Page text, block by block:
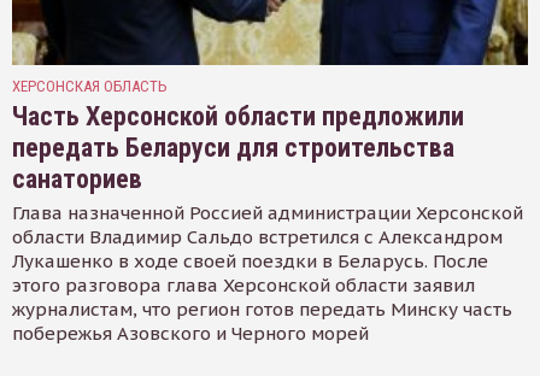
ХЕРСОНСКАЯ ОБЛАСТЬ
Часть Херсонской области предложили
передать Беларуси для строительства
санаториев
Глава назначенной Россией администрации Херсонской
области Владимир Сальдо встретился с Александром
Лукашенко в ходе своей поездки в Беларусь. После
этого разговора глава Херсонской области заявил
журналистам, что регион готов передать Минску часть
побережья Азовского и Черного морей